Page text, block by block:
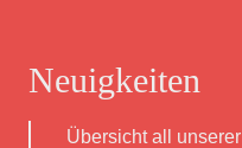
Neuigkeiten
Übersicht all